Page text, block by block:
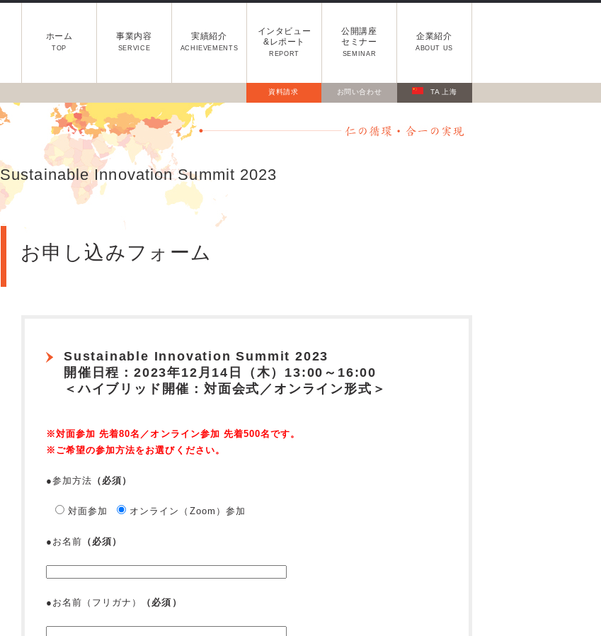
ホーム
TOP
事業内容
SERVICE
実績紹介
ACHIEVEMENTS
インタビュー
&レポート
REPORT
公開講座
セミナー
SEMINAR
企業紹介
ABOUT US
資料請求 お問い合わせ TA 上海
Sustainable Innovation Summit 2023
お申し込みフォーム
Sustainable Innovation Summit 2023
開催日程：2023年12月14日（木）13:00～16:00
＜ハイブリッド開催：対面会式／オンライン形式＞
※対面参加 先着80名／オンライン参加 先着500名です。
※ご希望の参加方法をお選びください。
●参加方法 （必須）
対面参加 オンライン（Zoom）参加
●お名前 （必須）
●お名前（フリガナ） （必須）